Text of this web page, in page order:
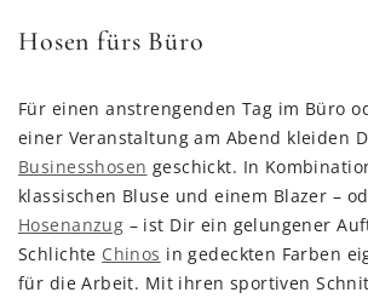
Hosen fürs Büro
Für einen anstrengenden Tag im Büro
einer Veranstaltung am Abend kleiden
Businesshosen geschickt. In
klassischen Bluse und einem Blazer –
Hosenanzug – ist Dir ein gelungener
Schlichte Chinos in gedeckten Farben
für die Arbeit. Mit ihren sportiven